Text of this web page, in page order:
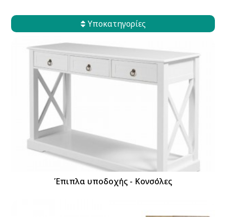
Υποκατηγορίες
Έπιπλα υποδοχής - Κονσόλες